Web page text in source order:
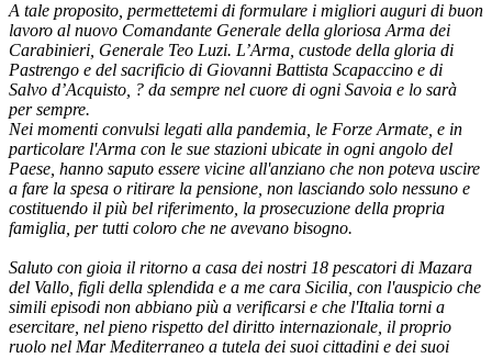
A tale proposito, permettetemi di formulare i migliori auguri di buon
lavoro al nuovo Comandante Generale della gloriosa Arma dei
Carabinieri, Generale Teo Luzi. L’Arma, custode della gloria di
Pastrengo e del sacrificio di Giovanni Battista Scapaccino e di
Salvo d’Acquisto, ? da sempre nel cuore di ogni Savoia e lo sarà
per sempre.
Nei momenti convulsi legati alla pandemia, le Forze Armate, e in
particolare l'Arma con le sue stazioni ubicate in ogni angolo del
Paese, hanno saputo essere vicine all'anziano che non poteva uscire
a fare la spesa o ritirare la pensione, non lasciando solo nessuno e
costituendo il più bel riferimento, la prosecuzione della propria
famiglia, per tutti coloro che ne avevano bisogno.
Saluto con gioia il ritorno a casa dei nostri 18 pescatori di Mazara
del Vallo, figli della splendida e a me cara Sicilia, con l'auspicio che
simili episodi non abbiano più a verificarsi e che l'Italia torni a
esercitare, nel pieno rispetto del diritto internazionale, il proprio
ruolo nel Mar Mediterraneo a tutela dei suoi cittadini e dei suoi